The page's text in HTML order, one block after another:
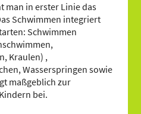
man in erster Linie das
Schwimmen integriert
Schwimmen
Kraulen) ,
Wasserspringen sowie
maßgeblich zur
bei.